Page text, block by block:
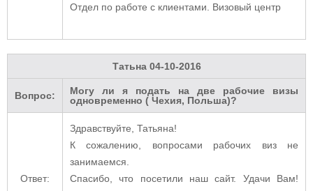
Отдел по работе с клиентами. Визовый центр
Татьна 04-10-2016
Вопрос:
Могу ли я подать на две рабочие визы
одновременно ( Чехия, Польша)?
Ответ:
Здравствуйте, Татьяна!
К сожалению, вопросами рабочих виз не
занимаемся.
Спасибо, что посетили наш сайт. Удачи Вам!